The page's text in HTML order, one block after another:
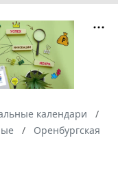
календари
Оренбургская